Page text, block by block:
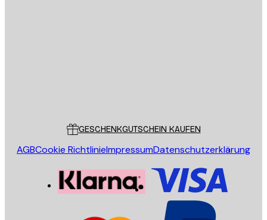
GESCHENKGUTSCHEIN KAUFEN
AGBCookie RichtlinieImpressumDatenschutzerklärung